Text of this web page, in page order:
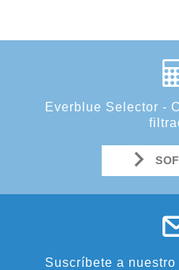
Everblue Selector -
Suscríbete a